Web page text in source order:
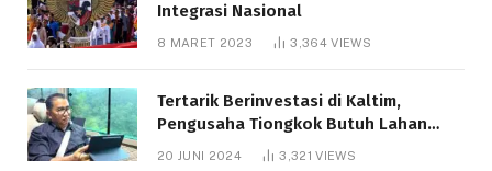
Integrasi Nasional
8 MARET 2023 3,364VIEWS
Tertarik Berinvestasi di Kaltim,
Pengusaha Tiongkok Butuh Lahan
1.000 Hektare
20 JUNI 2024 3,321VIEWS